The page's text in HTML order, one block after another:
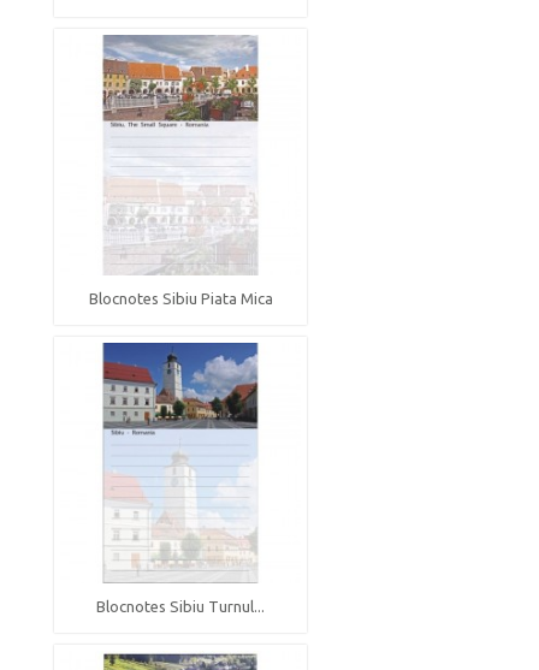
Blocnotes Sibiu Piata Mica
Blocnotes Sibiu Turnul...